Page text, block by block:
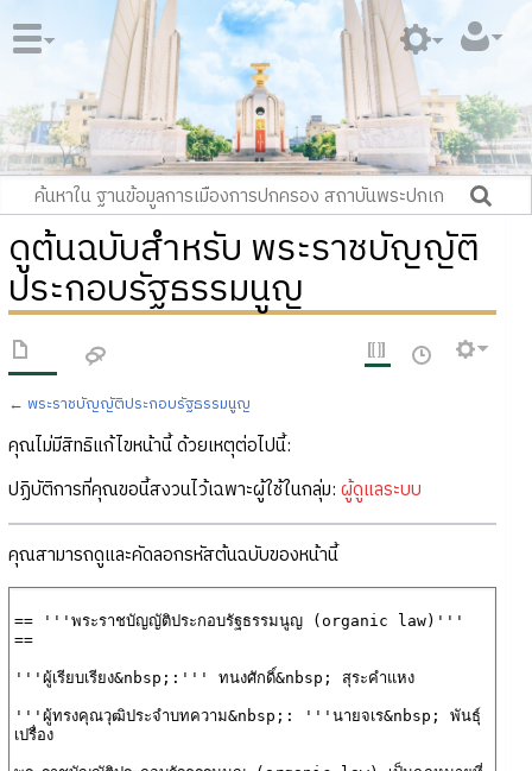
ดูต้นฉบับสำหรับ พระราชบัญญัติ
ประกอบรัฐธรรมนูญ
← พระราชบัญญัติประกอบรัฐธรรมนูญ
คุณไม่มีสิทธิแก้ไขหน้านี้ ด้วยเหตุต่อไปนี้:
ปฏิบัติการที่คุณขอนี้สงวนไว้เฉพาะผู้ใช้ในกลุ่ม: ผู้ดูแลระบบ
คุณสามารถดูและคัดลอกรหัสต้นฉบับของหน้านี้